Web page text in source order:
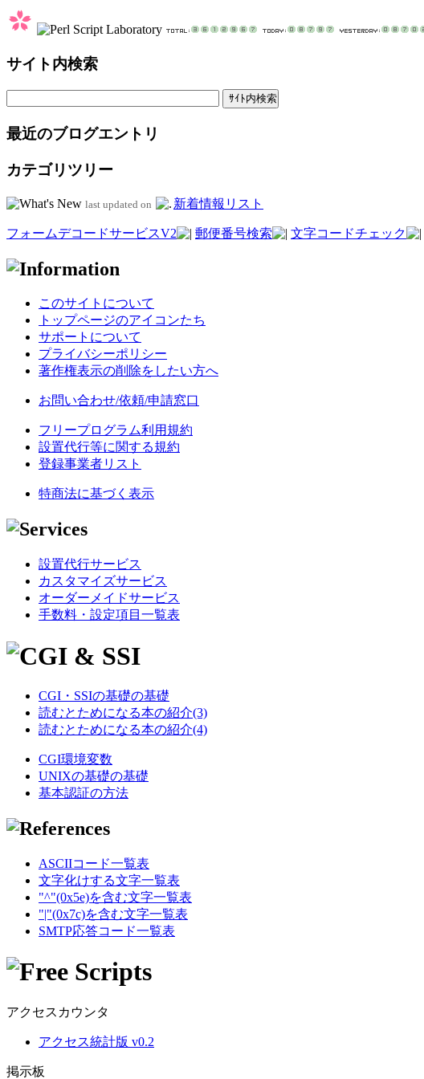
サイト内検索
最近のブログエントリ
カテゴリツリー
last updated on 新着情報リスト
フォームデコードサービスV2 郵便番号検索 文字コードチェック
このサイトについて
トップページのアイコンたち
サポートについて
プライバシーポリシー
著作権表示の削除をしたい方へ
お問い合わせ/依頼/申請窓口
フリープログラム利用規約
設置代行等に関する規約
登録事業者リスト
特商法に基づく表示
設置代行サービス
カスタマイズサービス
オーダーメイドサービス
手数料・設定項目一覧表
CGI・SSIの基礎の基礎
読むとためになる本の紹介(3)
読むとためになる本の紹介(4)
CGI環境変数
UNIXの基礎の基礎
基本認証の方法
ASCIIコード一覧表
文字化けする文字一覧表
"^"(0x5e)を含む文字一覧表
"|"(0x7c)を含む文字一覧表
SMTP応答コード一覧表
アクセスカウンタ
アクセス統計版 v0.2
掲示板